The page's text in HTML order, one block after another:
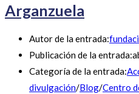
Arganzuela
Autor de la entrada:
Publicación de la entrada:
Categoría de la entrada:
divulgación/Blog/Centro